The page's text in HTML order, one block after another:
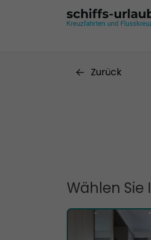
Zurück
Wählen